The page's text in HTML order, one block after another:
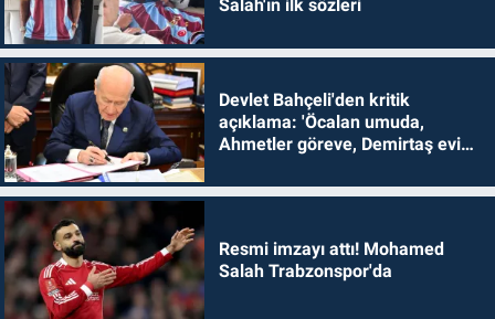
Salah'ın ilk sözleri
Devlet Bahçeli'den kritik
açıklama: 'Öcalan umuda,
Ahmetler göreve, Demirtaş evine
Resmi imzayı attı! Mohamed
Salah Trabzonspor'da